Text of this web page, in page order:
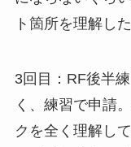
ト箇所を理解した
3回目：RF後半
く、練習で申請
クを全く理解し